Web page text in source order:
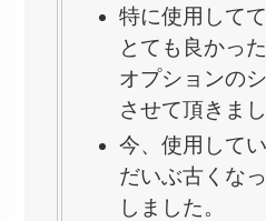
特に使用して
とても良かった
オプションの
させて頂きま
今、使用して
だいぶ古くな
しました。